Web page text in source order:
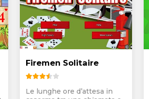
Firemen Solitaire
Le lunghe ore d’attesa in